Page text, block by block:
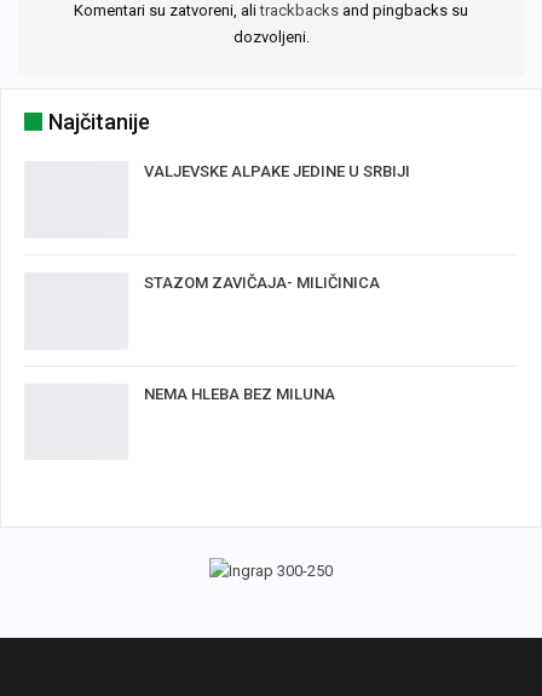
Komentari su zatvoreni, alitrackbacks and pingbacks su
dozvoljeni.
Najčitanije
VALJEVSKE ALPAKE JEDINE U SRBIJI
STAZOM ZAVIČAJA- MILIČINICA
NEMA HLEBA BEZ MILUNA